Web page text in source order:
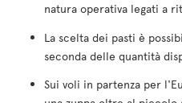
natura operativa legati a
La scelta dei pasti è
seconda delle quantità
Sui voli in partenza per